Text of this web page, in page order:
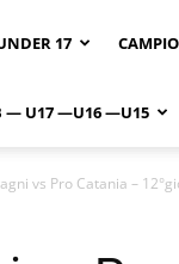
17
— U17 —U16 —U15
vs Pro Catania –